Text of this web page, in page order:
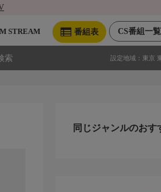
CS番組一覧
番組表
STREAM
索 設定地域： 東京
同じジャンルのおす